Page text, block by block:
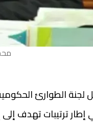
الطوارئ
إطار ترتيبات تهدف